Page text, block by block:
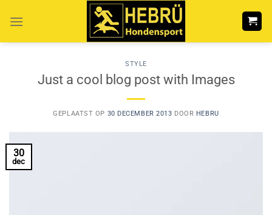
naar
STYLE
Just a cool blog post with Images
GEPLAATST OP 30 DECEMBER 2013 DOOR HEBRU
30
dec